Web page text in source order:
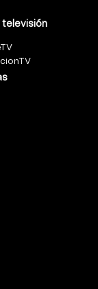
televisión